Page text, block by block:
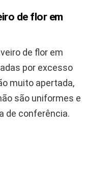
de flor em
de flor em
por excesso
muito apertada,
são uniformes e
de conferência.